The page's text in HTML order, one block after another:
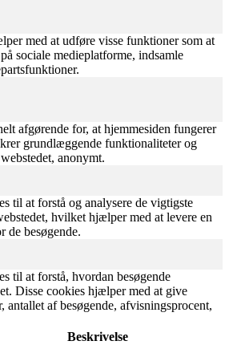
med at udføre visse funktioner som at
sociale medieplatforme, indsamle
afgørende for, at hjemmesiden fungerer
grundlæggende funktionaliteter og
anonymt.
til at forstå og analysere de vigtigste
hvilket hjælper med at levere en
de besøgende.
til at forstå, hvordan besøgende
Disse cookies hjælper med at give
antallet af besøgende, afvisningsprocent,
Beskrivelse